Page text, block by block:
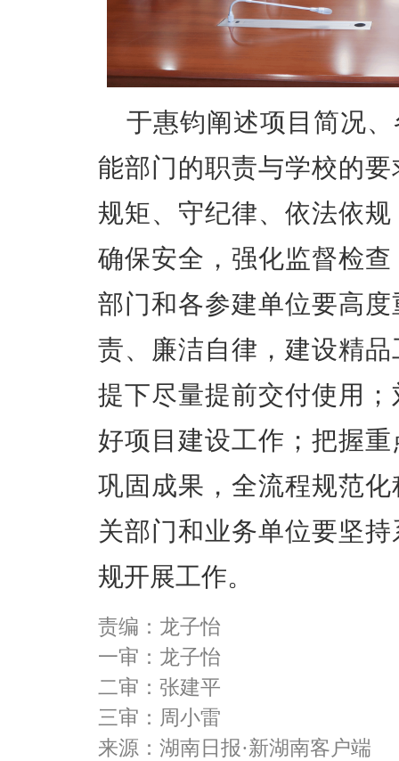
于惠钧阐述项目简况
能部门的职责与学校的
规矩、守纪律、依法依
确保安全，强化监督检
部门和各参建单位要高
责、廉洁自律，建设精
提下尽量提前交付使用
好项目建设工作；把握
巩固成果，全流程规范
关部门和业务单位要坚
规开展工作。
责编：龙子怡
一审：龙子怡
二审：张建平
三审：周小雷
来源：湖南日报·新湖南客户端